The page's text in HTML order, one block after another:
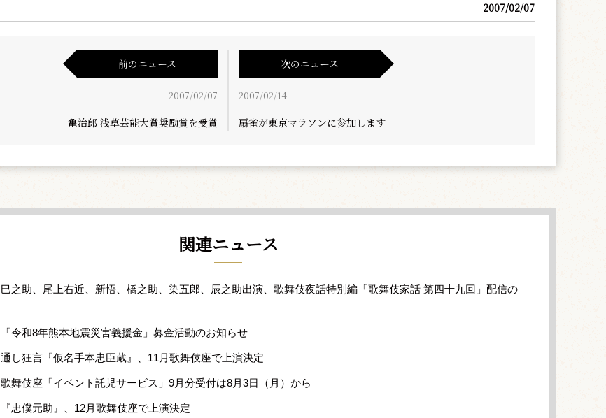
2007/02/07
前のニュース
2007/02/07
亀治郎 浅草芸能大賞奨励賞を受賞
次のニュース
2007/02/14
扇雀が東京マラソンに参加します
関連ニュース
巳之助、尾上右近、新悟、橋之助、染五郎、辰之助出演、歌舞伎夜話特別編「歌舞伎家話 第四十九回」配信の
「令和8年熊本地震災害義援金」募金活動のお知らせ
通し狂言『仮名手本忠臣蔵』、11月歌舞伎座で上演決定
歌舞伎座「イベント託児サービス」9月分受付は8月3日（月）から
『忠僕元助』、12月歌舞伎座で上演決定